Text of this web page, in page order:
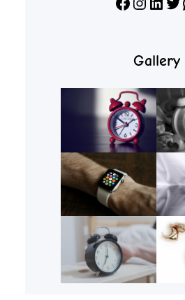
Gallery